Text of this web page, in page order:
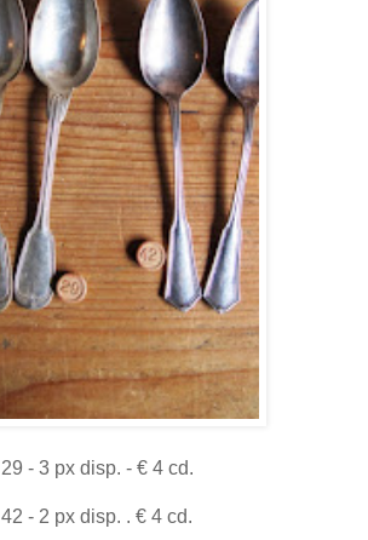
29 - 3 px disp. - € 4 cd.
42 - 2 px disp. . € 4 cd.